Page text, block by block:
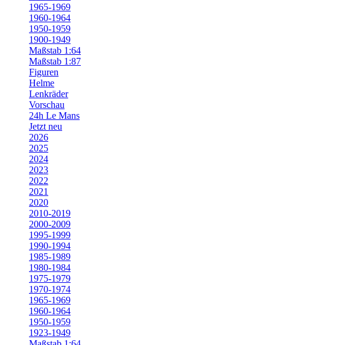
1965-1969
1960-1964
1950-1959
1900-1949
Maßstab 1:64
Maßstab 1:87
Figuren
Helme
Lenkräder
Vorschau
24h Le Mans
Jetzt neu
2026
2025
2024
2023
2022
2021
2020
2010-2019
2000-2009
1995-1999
1990-1994
1985-1989
1980-1984
1975-1979
1970-1974
1965-1969
1960-1964
1950-1959
1923-1949